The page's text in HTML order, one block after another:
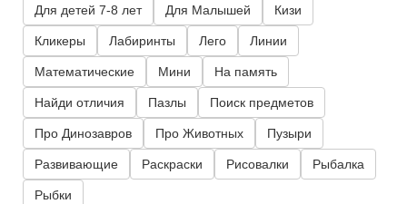
Для детей 7-8 лет Для Малышей Кизи
Кликеры Лабиринты Лего Линии
Математические Мини На память
Найди отличия Пазлы Поиск предметов
Про Динозавров Про Животных Пузыри
Развивающие Раскраски Рисовалки Рыбалка
Рыбки